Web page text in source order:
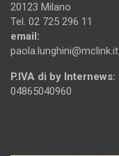
20123 Milano
Tel. 02 725 296 11
email:
paola.lunghini@mclink.it
P.IVA di by Internews:
04865040960
.